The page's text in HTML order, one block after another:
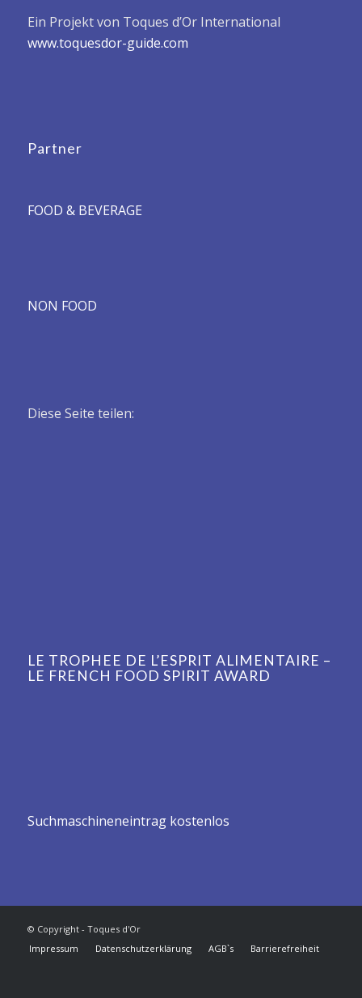
Ein Projekt von Toques d’Or International
www.toquesdor-guide.com
Partner
FOOD & BEVERAGE
NON FOOD
Diese Seite teilen:
LE TROPHEE DE L’ESPRIT ALIMENTAIRE –
LE FRENCH FOOD SPIRIT AWARD
Suchmaschineneintrag kostenlos
© Copyright - Toques d'Or
Impressum
Datenschutzerklärung AGB`s Barrierefreiheit